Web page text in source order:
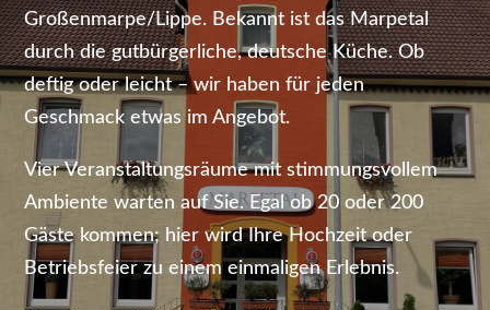
Großenmarpe/Lippe. Bekannt ist das Marpetal
durch die gutbürgerliche, deutsche Küche. Ob
deftig oder leicht – wir haben für jeden
Geschmack etwas im Angebot.
Vier Veranstaltungsräume mit stimmungsvollem
Ambiente warten auf Sie. Egal ob 20 oder 200
Gäste kommen; hier wird Ihre Hochzeit oder
Betriebsfeier zu einem einmaligen Erlebnis.